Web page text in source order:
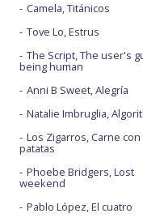
Camela, Titánicos
Tove Lo, Estrus
The Script, The user's
being human
Anni B Sweet, Alegría
Natalie Imbruglia,
Los Zigarros, Carne con
patatas
Phoebe Bridgers, Lost
weekend
Pablo López, El cuatro